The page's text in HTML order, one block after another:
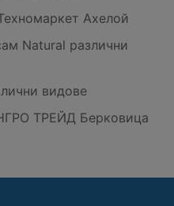
Ахелой
Natural различни
видове
ТРЕЙД Берковица